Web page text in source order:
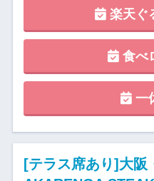
楽天ぐ
食べ
一
[テラス席あり]大阪